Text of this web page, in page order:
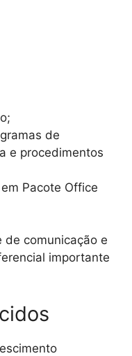
de
e procedimentos
Pacote Office
comunicação e
importante